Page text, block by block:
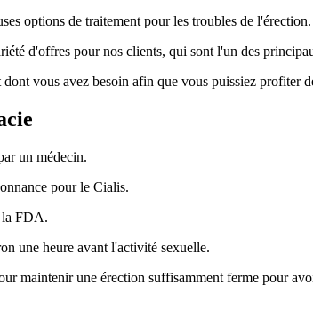
options de traitement pour les troubles de l'érection.
d'offres pour nos clients, qui sont l'un des
vous avez besoin afin que vous puissiez profiter
un médecin.
pour le Cialis.
la FDA.
une heure avant l'activité sexuelle.
maintenir une érection suffisamment ferme pour